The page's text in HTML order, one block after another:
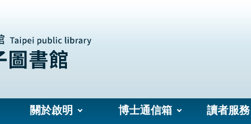
關於啟明 博士通信箱 讀者服務